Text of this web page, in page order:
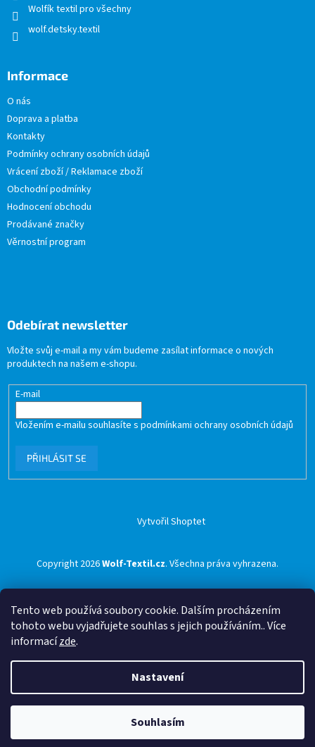
Tento web používá soubory cookie. Dalším procházením
tohoto webu vyjadřujete souhlas s jejich používáním.. Více
informacízde.
Nastavení
Souhlasím
Wolfík textil pro všechny
wolf.detsky.textil
Informace
O nás
Doprava a platba
Kontakty
Podmínky ochrany osobních údajů
Vrácení zboží / Reklamace zboží
Obchodní podmínky
Hodnocení obchodu
Prodávané značky
Věrnostní program
Odebírat newsletter
Vložte svůj e-mail a my vám budeme zasílat informace o nových
produktech na našem e-shopu.
E-mail
Vložením e-mailu souhlasíte s podmínkami ochrany osobních údajů
PŘIHLÁSIT SE
Vytvořil Shoptet
Copyright 2026Wolf-Textil.cz. Všechna práva vyhrazena.